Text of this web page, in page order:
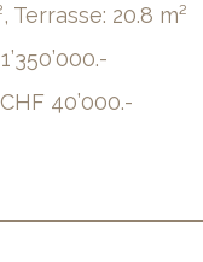
Terrasse: 20.8 m²
40’000.-